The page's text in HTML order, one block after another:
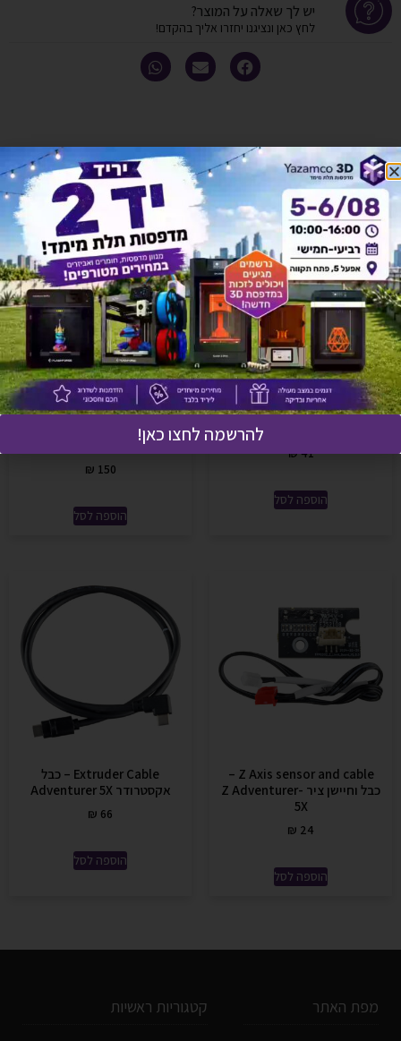
יש לך שאלה על המוצר?
לחץ כאן ונציגנו יחזרו אליך בהקדם!
אולי יעניין אותך גם
₪41
הוספה לסל
₪ 150
הוספה לסל
Z Axis sensor and cable –
כבל וחיישן ציר Z Adventurer-
5X
₪ 24
הוספה לסל
Extruder Cable – כבל
אקסטרודר Adventurer 5X
₪ 66
הוספה לסל
מפת האתר קטגוריות ראשיות
להרשמה לחצו כאן!